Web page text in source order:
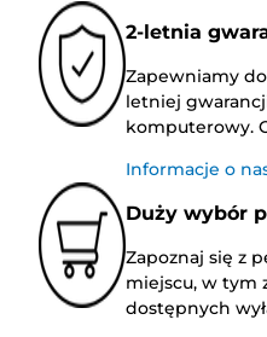
2-letnia
Zapewniamy
letniej
komputerowy.
Informacje o
Duży wybór
Zapoznaj się z
miejscu, w tym
dostępnych